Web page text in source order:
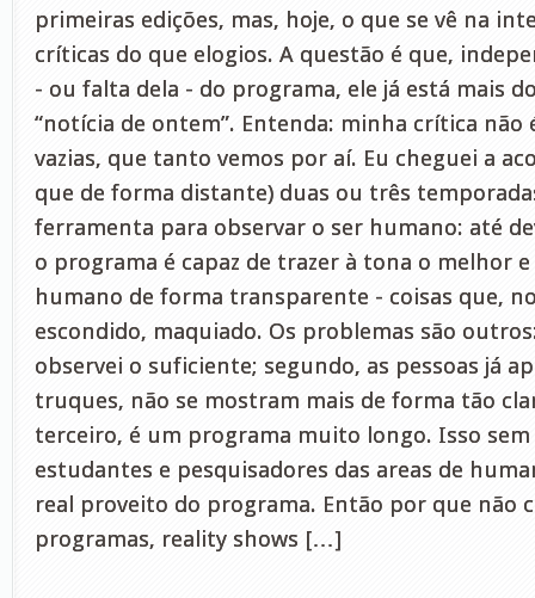
primeiras edições, mas, hoje, o que se vê na
críticas do que elogios. A questão é que,
- ou falta dela - do programa, ele já está mais
“notícia de ontem”. Entenda: minha crítica não
vazias, que tanto vemos por aí. Eu cheguei a
que de forma distante) duas ou três
ferramenta para observar o ser humano: até
o programa é capaz de trazer à tona o melhor
humano de forma transparente - coisas que,
escondido, maquiado. Os problemas são
observei o suficiente; segundo, as pessoas já
truques, não se mostram mais de forma tão
terceiro, é um programa muito longo. Isso
estudantes e pesquisadores das areas de
real proveito do programa. Então por que não
programas, reality shows […]